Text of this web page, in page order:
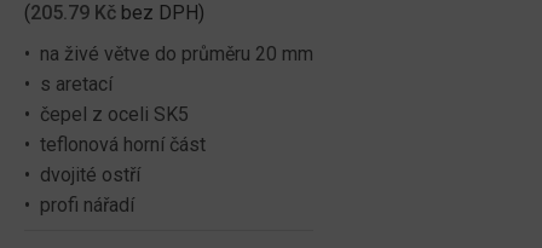
(205.79 Kč bez DPH)
• na živé větve do průměru 20 mm
• s aretací
• čepel z oceli SK5
• teflonová horní část
• dvojité ostří
• profi nářadí